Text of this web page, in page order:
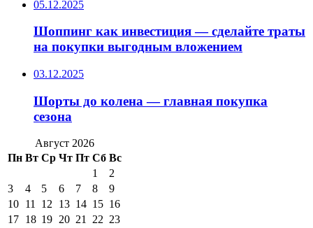
05.12.2025
Шоппинг как инвестиция — сделайте траты
на покупки выгодным вложением
03.12.2025
Шорты до колена — главная покупка
сезона
Август 2026
Пн Вт Ср Чт Пт Сб Вс
1
2
3
4 5 6 7 8
9
10 11 12 13 14 15 16
17 18 19 20 21 22 23